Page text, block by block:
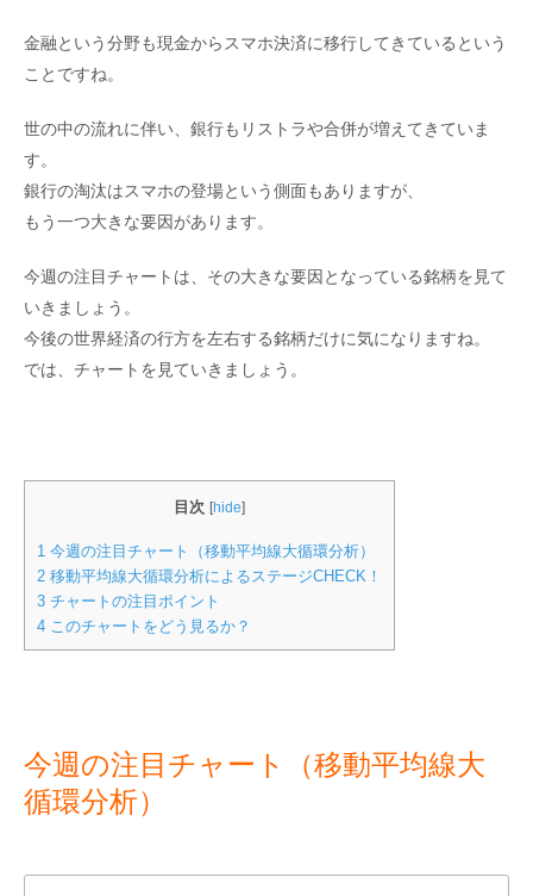
金融という分野も現金からスマホ決済に移行してきているという
ことですね。
世の中の流れに伴い、銀行もリストラや合併が増えてきていま
す。
銀行の淘汰はスマホの登場という側面もありますが、
もう一つ大きな要因があります。
今週の注目チャートは、その大きな要因となっている銘柄を見て
いきましょう。
今後の世界経済の行方を左右する銘柄だけに気になりますね。
では、チャートを見ていきましょう。
目次 [hide]
1 今週の注目チャート（移動平均線大循環分析）
2 移動平均線大循環分析によるステージCHECK！
3 チャートの注目ポイント
4 このチャートをどう見るか？
今週の注目チャート（移動平均線大
循環分析）